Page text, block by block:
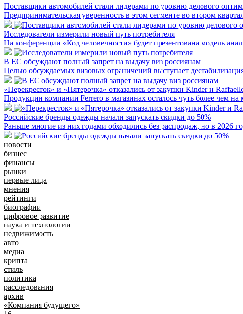
Поставщики автомобилей стали лидерами по уровню делового
Предпринимательская уверенность в этом сегменте во втором
Исследователи измерили новый путь потребителя
На конференции «Код человечности» будет презентована модель
В ЕС обсуждают полный запрет на выдачу виз россиянам
Целью обсуждаемых визовых ограничений выступает
«Перекресток» и «Пятерочка» отказались от закупки Kinder и
Продукции компании Ferrero в магазинах осталось чуть более чем на
Российские бренды одежды начали запускать скидки до 50%
Раньше многие из них годами обходились без распродаж, но в 2026
новости
бизнес
финансы
рынки
первые лица
мнения
рейтинги
биографии
цифровое развитие
наука и технологии
недвижимость
авто
медиа
крипта
стиль
политика
расследования
архив
«Компания будущего»